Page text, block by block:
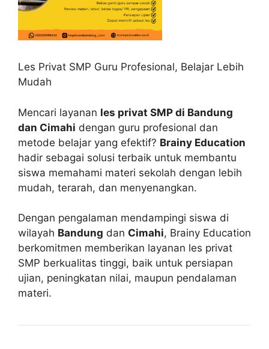
Les Privat SMP Guru Profesional, Belajar Lebih
Mudah
Mencari layanan les privat SMP di Bandung
dan Cimahi dengan guru profesional dan
metode belajar yang efektif? Brainy Education
hadir sebagai solusi terbaik untuk membantu
siswa memahami materi sekolah dengan lebih
mudah, terarah, dan menyenangkan.
Dengan pengalaman mendampingi siswa di
wilayah Bandung dan Cimahi, Brainy Education
berkomitmen memberikan layanan les privat
SMP berkualitas tinggi, baik untuk persiapan
ujian, peningkatan nilai, maupun pendalaman
materi.